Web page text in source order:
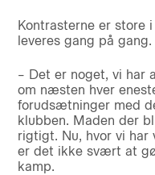
Kontrasterne er store
leveres gang på gang.
– Det er noget, vi har
om næsten hver
forudsætninger med
klubben. Maden der
rigtigt. Nu, hvor vi har
er det ikke svært at
kamp.